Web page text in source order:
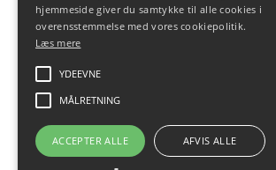
André Guttesen og Johanne B
lejlighed 504
Facility Management & Strategisk
kælderen
hjemmeside giver du samtykke til alle cookies i
overensstemmelse med vores cookiepolitik.
Læs mere
YDEEVNE
MÅLRETNING
ACCEPTER ALLE AFVIS ALLE